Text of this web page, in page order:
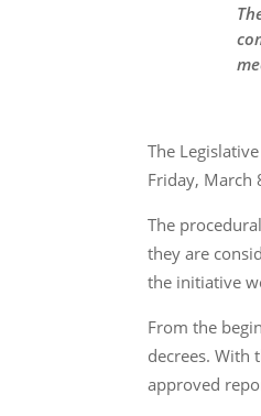
The
Friday, March
The
they are
the initiative
From the
decrees. With
approved